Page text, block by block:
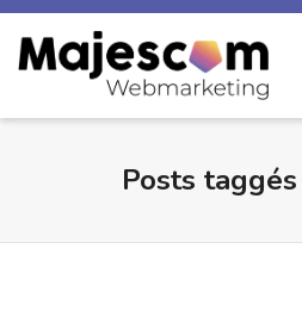
Posts taggés